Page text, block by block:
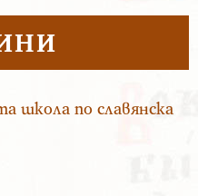
школа по славянска